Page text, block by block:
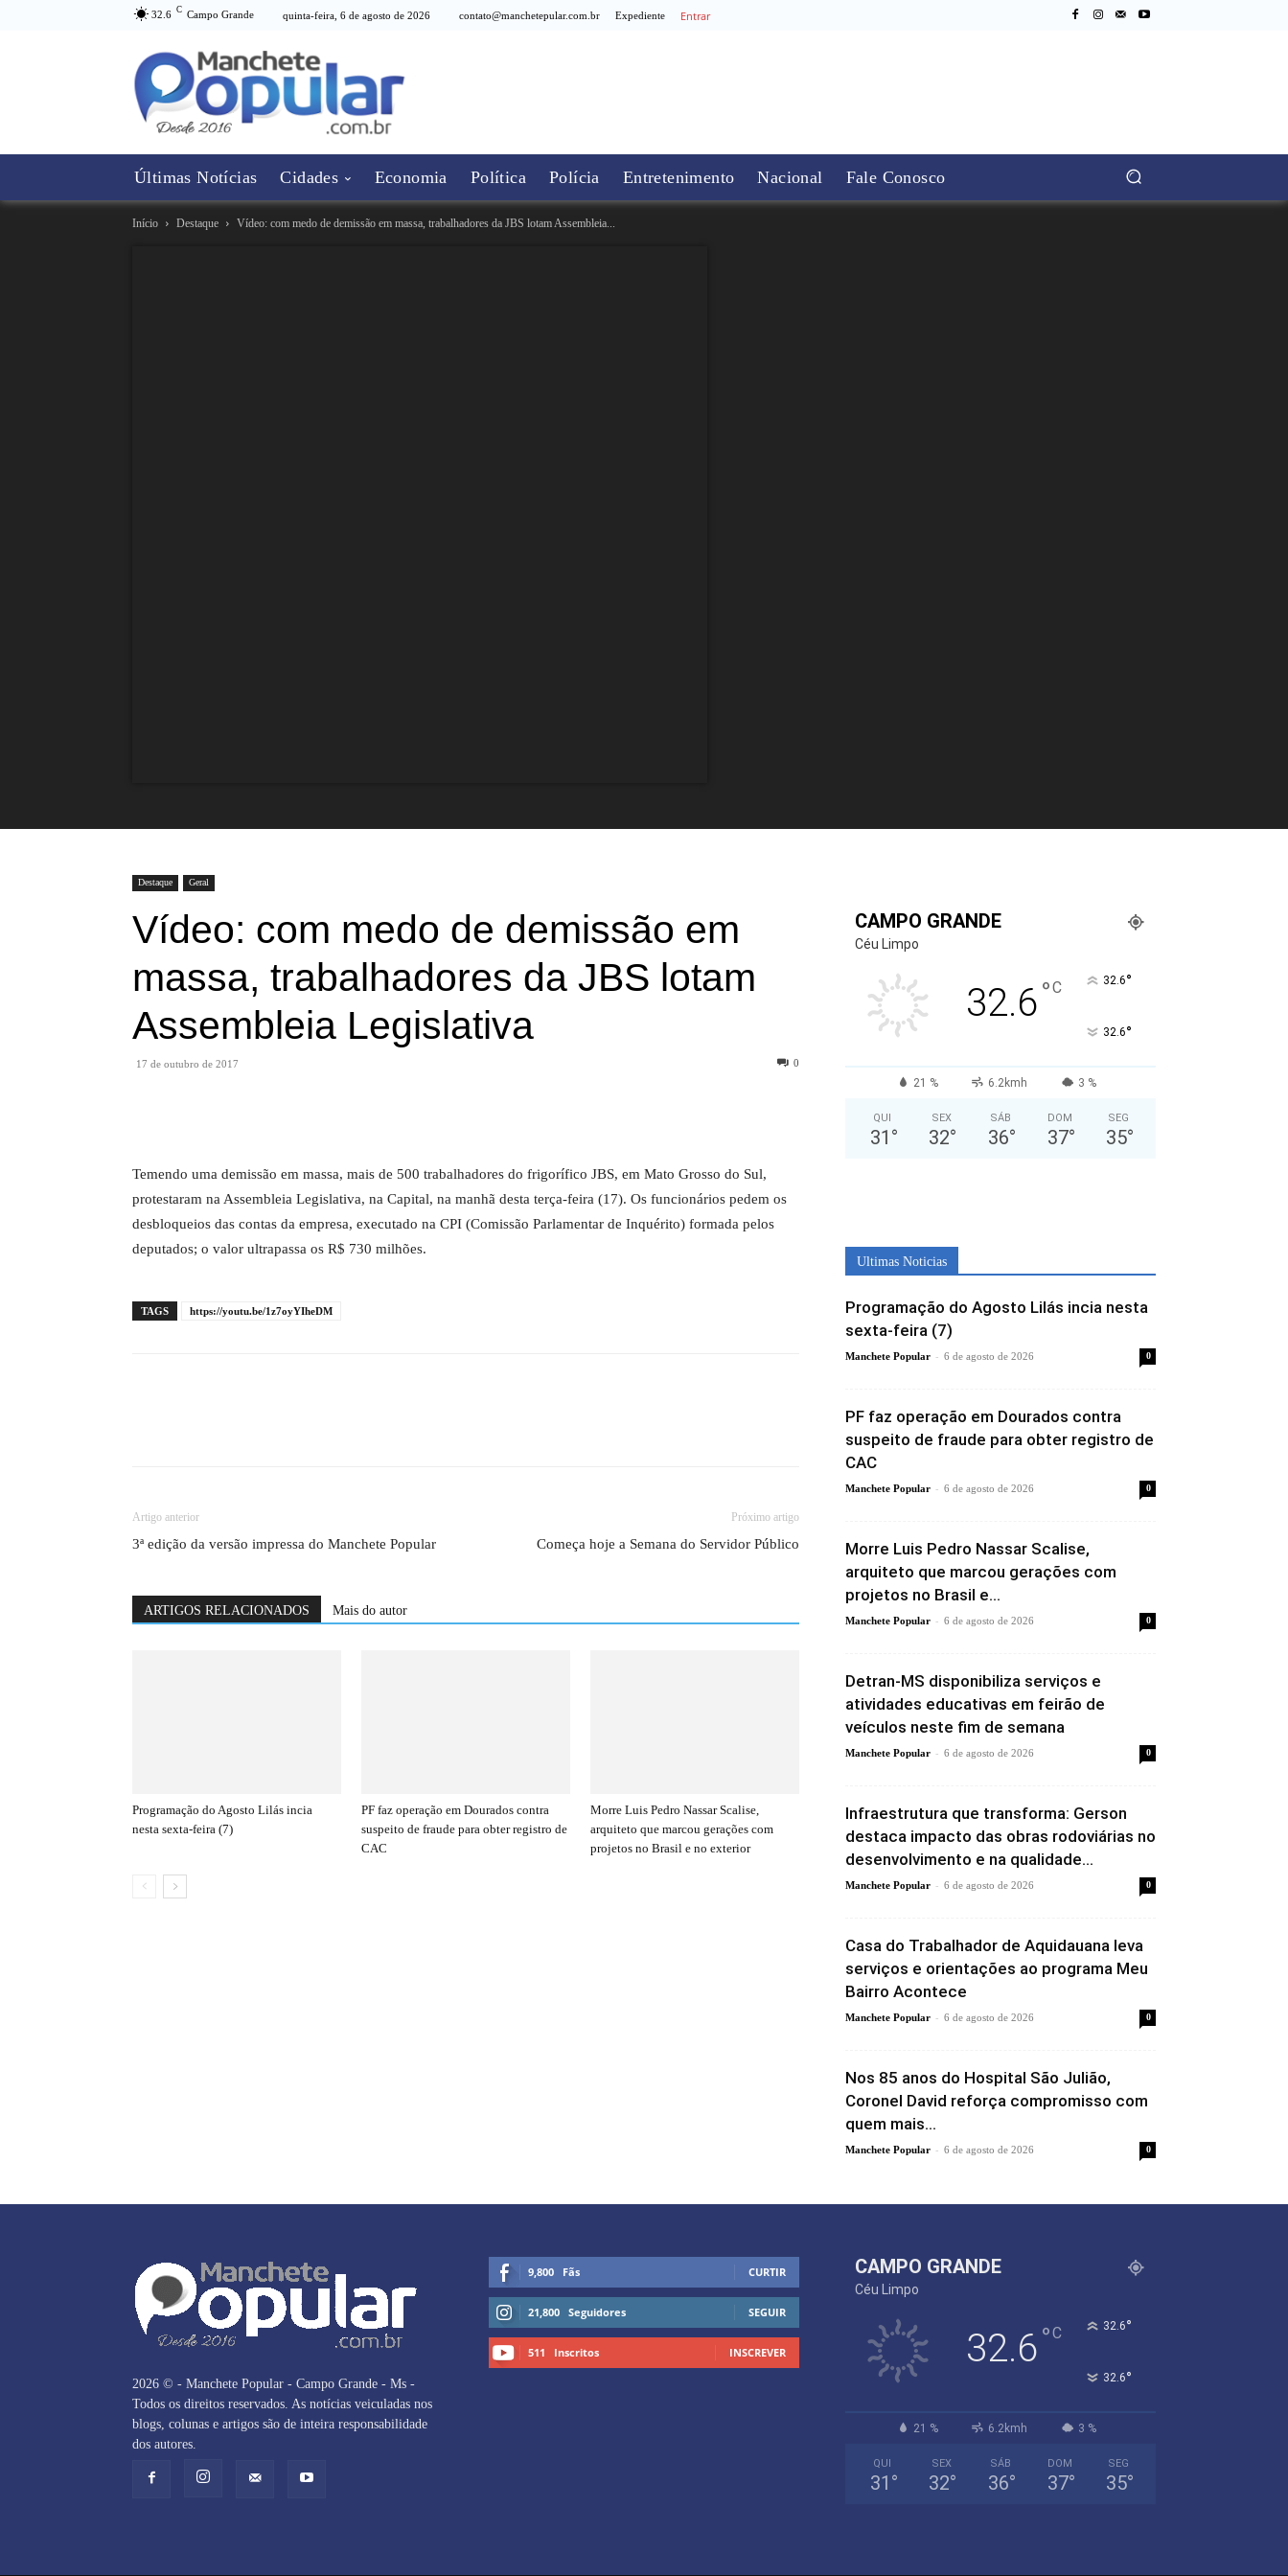
32.6 C Campo Grande quinta-feira, 6 de agosto de 2026 contato@manchetepular.com.br Expediente Entrar
Últimas Notícias Cidades Economia Política Polícia Entretenimento Nacional Fale Conosco
Início Destaque Vídeo: com medo de demissão em massa, trabalhadores da JBS lotam Assembleia...
Destaque Geral
Vídeo: com medo de demissão em
massa, trabalhadores da JBS lotam
Assembleia Legislativa
17 de outubro de 2017 0
Temendo uma demissão em massa, mais de 500 trabalhadores do frigorífico JBS, em Mato Grosso do Sul,
protestaram na Assembleia Legislativa, na Capital, na manhã desta terça-feira (17). Os funcionários pedem os
desbloqueios das contas da empresa, executado na CPI (Comissão Parlamentar de Inquérito) formada pelos
deputados; o valor ultrapassa os R$ 730 milhões.
TAGS https://youtu.be/1z7oyYIheDM
Artigo anterior
3ª edição da versão impressa do Manchete Popular
Próximo artigo
Começa hoje a Semana do Servidor Público
ARTIGOS RELACIONADOS Mais do autor
Programação do Agosto Lilás incia
nesta sexta-feira (7)
PF faz operação em Dourados contra
suspeito de fraude para obter registro de
CAC
Morre Luis Pedro Nassar Scalise,
arquiteto que marcou gerações com
projetos no Brasil e no exterior
CAMPO GRANDE
Céu Limpo
32.6°C 32.6°
32.6°
21 % 6.2kmh 3 %
QUI
31 °
SEX
32°
SÁB
36°
DOM
37°
SEG
35°
Ultimas Noticias
Programação do Agosto Lilás incia nesta
sexta-feira (7)
Manchete Popular - 6 de agosto de 2026 0
PF faz operação em Dourados contra
suspeito de fraude para obter registro de
CAC
Manchete Popular - 6 de agosto de 2026 0
Morre Luis Pedro Nassar Scalise,
arquiteto que marcou gerações com
projetos no Brasil e...
Manchete Popular - 6 de agosto de 2026 0
Detran-MS disponibiliza serviços e
atividades educativas em feirão de
veículos neste fim de semana
Manchete Popular - 6 de agosto de 2026 0
Infraestrutura que transforma: Gerson
destaca impacto das obras rodoviárias no
desenvolvimento e na qualidade...
Manchete Popular - 6 de agosto de 2026 0
Casa do Trabalhador de Aquidauana leva
serviços e orientações ao programa Meu
Bairro Acontece
Manchete Popular - 6 de agosto de 2026 0
Nos 85 anos do Hospital São Julião,
Coronel David reforça compromisso com
quem mais...
Manchete Popular - 6 de agosto de 2026 0
2026 © - Manchete Popular - Campo Grande - Ms -
Todos os direitos reservados. As notícias veiculadas nos
blogs, colunas e artigos são de inteira responsabilidade
dos autores.
9,800 Fãs CURTIR
21,800 Seguidores SEGUIR
511 Inscritos INSCREVER
CAMPO GRANDE
Céu Limpo
32.6°C 32.6°
32.6°
21 % 6.2kmh 3 %
QUI
31 °
SEX
32°
SÁB
36°
DOM
37°
SEG
35°